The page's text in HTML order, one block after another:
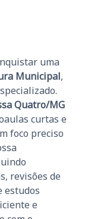
uma
Municipal,
Quatro/MG
curtas e
foco preciso
revisões de
estudos
e